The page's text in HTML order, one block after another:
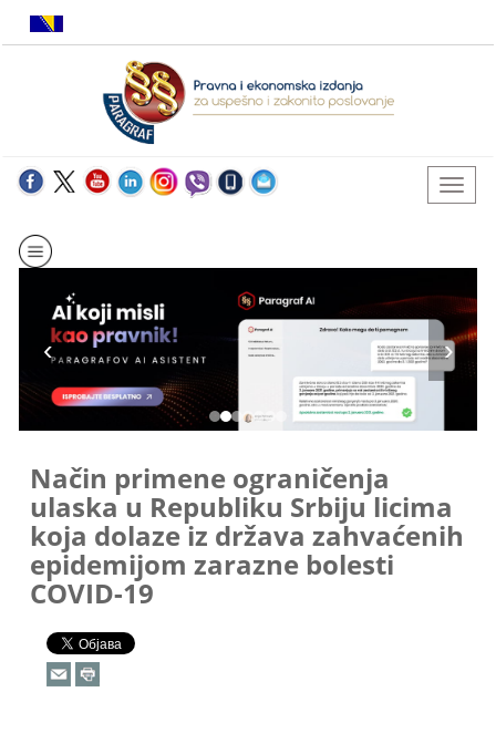
Način primene ograničenja
ulaska u Republiku Srbiju licima
koja dolaze iz država zahvaćenih
epidemijom zarazne bolesti
COVID-19